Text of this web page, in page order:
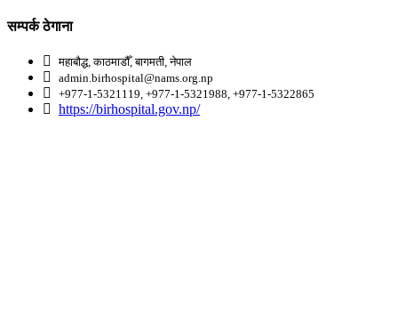
सम्पर्क ठेगाना
महाबौद्ध, काठमाडौँ, बागमती, नेपाल
admin.birhospital@nams.org.np
+977-1-5321119, +977-1-5321988, +977-1-5322865
https://birhospital.gov.np/